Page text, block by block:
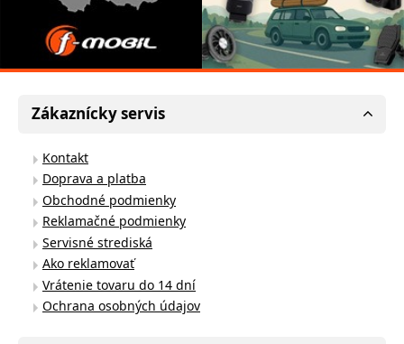
Zákaznícky servis
Kontakt
Doprava a platba
Obchodné podmienky
Reklamačné podmienky
Servisné strediská
Ako reklamovať
Vrátenie tovaru do 14 dní
Ochrana osobných údajov